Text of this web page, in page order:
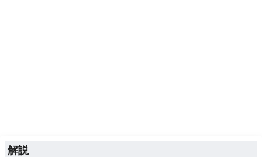
解説